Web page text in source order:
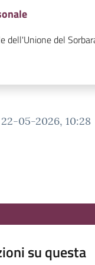
dell'Unione del
22-05-2026, 10:28
su questa